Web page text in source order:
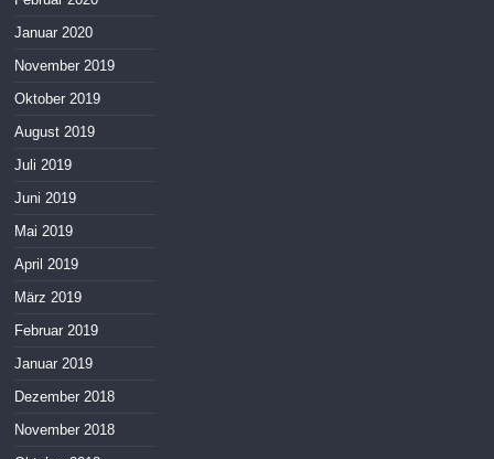
Januar 2020
November 2019
Oktober 2019
August 2019
Juli 2019
Juni 2019
Mai 2019
April 2019
März 2019
Februar 2019
Januar 2019
Dezember 2018
November 2018